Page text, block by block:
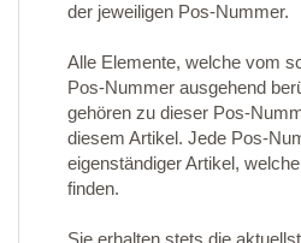
der jeweiligen Pos-Nummer.
Alle Elemente, welche vom
Pos-Nummer ausgehend
gehören zu dieser Pos-
diesem Artikel. Jede Pos-
eigenständiger Artikel,
finden.